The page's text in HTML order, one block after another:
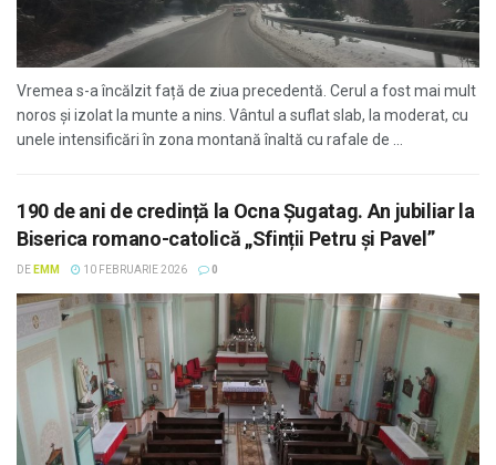
Vremea s-a încălzit față de ziua precedentă. Cerul a fost mai mult
noros și izolat la munte a nins. Vântul a suflat slab, la moderat, cu
unele intensificări în zona montană înaltă cu rafale de ...
190 de ani de credință la Ocna Șugatag. An jubiliar la
Biserica romano-catolică „Sfinții Petru și Pavel”
DE EMM 10 FEBRUARIE 2026 0